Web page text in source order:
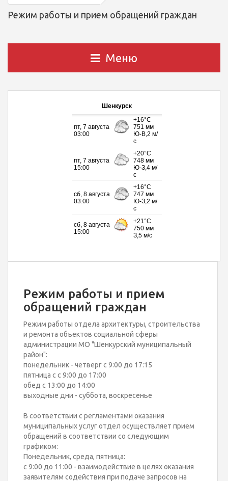
Режим работы и прием обращений граждан
Меню
Шенкурск
Режим работы и прием
обращений граждан
Режим работы отдела архитектуры, строительства
и ремонта объектов социальной сферы
администрации МО "Шенкурский муниципальный
район":
понедельник - четверг с 9:00 до 17:15
пятница с с 9:00 до 17:00
обед с 13:00 до 14:00
выходные дни - суббота, воскресенье
В соответствии с регламентами оказания
муниципальных услуг отдел осуществляет прием
обращений в соответствии со следующим
графиком:
Понедельник, среда, пятница:
с 9:00 до 11:00 - взаимодействие в целях оказания
заявителям содействия при подаче запросов на